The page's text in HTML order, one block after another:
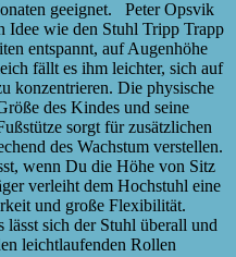
geeignet. Peter Opsvik
Idee wie den Stuhl Tripp Trapp
entspannt, auf Augenhöhe
fällt es ihm leichter, sich auf
konzentrieren. Die physische
des Kindes und seine
sorgt für zusätzlichen
des Wachstum verstellen.
wenn Du die Höhe von Sitz
verleiht dem Hochstuhl eine
und große Flexibilität.
sich der Stuhl überall und
leichtlaufenden Rollen